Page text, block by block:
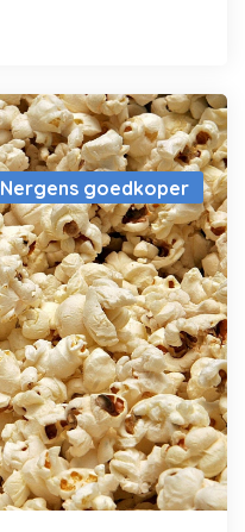
Nergens goedkoper